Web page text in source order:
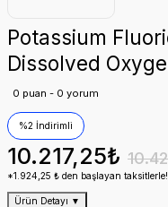
Potassium
Dissolved
0 puan - 0 yorum
%2 İndirimli
10.217,25₺
*1.924,25 ₺ den başlayan taksitlerle!
Ürün Detayı ▼